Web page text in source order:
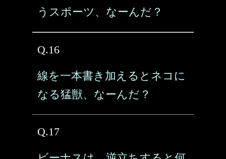
うスポーツ、なーんだ？
Q.16
線を一本書き加えるとネコに
なる猛獣、なーんだ？
Q.17